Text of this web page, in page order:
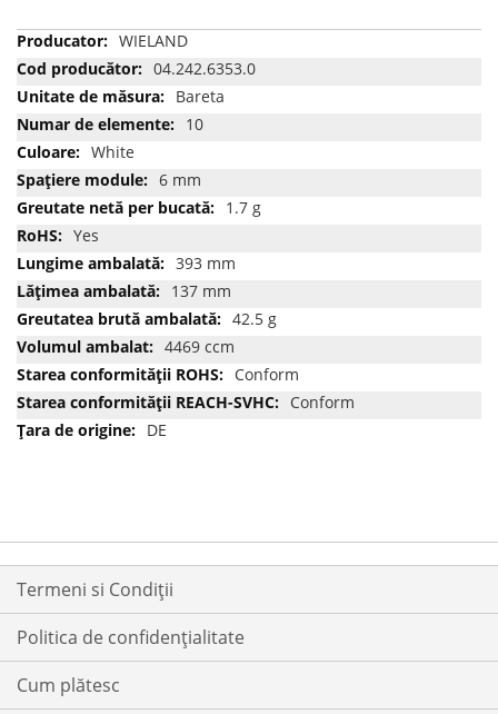
Mai
multe
informatii
WIELAND
04.242.6353.0
Bareta
10
White
6 mm
1.7 g
Yes
393 mm
137 mm
42.5 g
4469 ccm
Conform
Conform
DE
Termeni si Condiții
Politica de confidențialitate
Cum plătesc